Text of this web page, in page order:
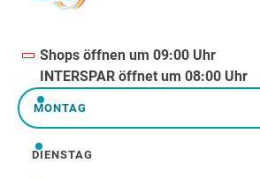
Wegbeschreibung
Shops öffnen um 09:00 Uhr
INTERSPAR öffnet um 08:00 Uhr
Montag
MONTAG
Dienstag
DIENSTAG